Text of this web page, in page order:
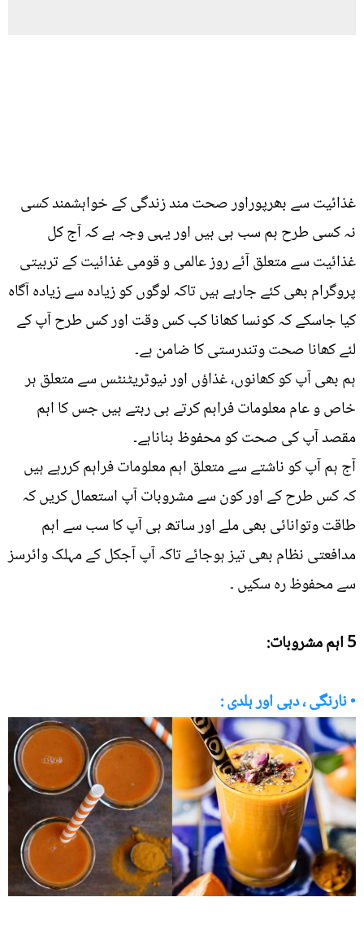
غذائیت سے بھرپوراور صحت مند زندگی کے خواہشمند کسی
نہ کسی طرح ہم سب ہی ہیں اور یہی وجہ ہے کہ آج کل
غذائیت سے متعلق آئے روز عالمی و قومی غذائیت کے تربیتی
پروگرام بھی کئے جارہے ہیں تاکہ لوگوں کو زیادہ سے زیادہ آگاہ
کیا جاسکے کہ کونسا کھانا کب کس وقت اور کس طرح آپ کے
لئے کھانا صحت وتندرستی کا ضامن ہے۔
ہم بھی آپ کو کھانوں، غذاؤں اور نیوٹریٹنٹس سے متعلق ہر
خاص و عام معلومات فراہم کرتے ہی رہتے ہیں جس کا اہم
مقصد آپ کی صحت کو محفوظ بناناہے۔
آج ہم آپ کو ناشتے سے متعلق اہم معلومات فراہم کررہے ہیں
کہ کس طرح کے اور کون سے مشروبات آپ استعمال کریں کہ
طاقت وتوانائی بھی ملے اور ساتھ ہی آپ کا سب سے اہم
مدافعتی نظام بھی تیز ہوجائے تاکہ آپ آجکل کے مہلک وائرسز
سے محفوظ رہ سکیں ۔
5 اہم مشروبات:
• نارنگی ، دہی اور ہلدی :